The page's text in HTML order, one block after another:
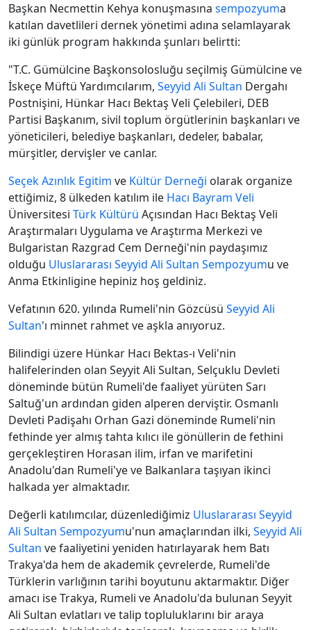
Başkan Necmettin Kehya konuşmasına sempozyuma
katılan davetlileri dernek yönetimi adına selamlayarak
iki günlük program hakkında şunları belirtti:
"T.C. Gümülcine Başkonsolosluğu seçilmiş Gümülcine ve
İskeçe Müftü Yardımcılarım, Seyyid Ali Sultan Dergahı
Postnişini, Hünkar Hacı Bektaş Veli Çelebileri, DEB
Partisi Başkanım, sivil toplum örgütlerinin başkanları ve
yöneticileri, belediye başkanları, dedeler, babalar,
mürşitler, dervişler ve canlar.
SeçekAzınlık Egitim ve Kültür Derneği olarak organize
ettiğimiz, 8 ülkeden katılım ile Hacı Bayram Veli
Üniversitesi Türk Kültürü Açısından Hacı Bektaş Veli
Araştırmaları Uygulama ve Araştırma Merkezi ve
Bulgaristan Razgrad Cem Derneği'nin paydaşımız
olduğu Uluslararası Seyyid Ali Sultan Sempozyumu ve
Anma Etkinligine hepiniz hoş geldiniz.
Vefatının 620. yılında Rumeli'nin Gözcüsü Seyyid Ali
Sultan'ı minnet rahmet ve aşkla anıyoruz.
Bilindigi üzere Hünkar Hacı Bektas-ı Veli'nin
halifelerinden olan Seyyit Ali Sultan, Selçuklu Devleti
döneminde bütün Rumeli'de faaliyet yürüten Sarı
Saltuğ'un ardından giden alperen derviştir. Osmanlı
Devleti Padişahı Orhan Gazi döneminde Rumeli'nin
fethinde yer almış tahta kılıcı ile gönüllerin de fethini
gerçekleştiren Horasan ilim, irfan ve marifetini
Anadolu'dan Rumeli'ye ve Balkanlara taşıyan ikinci
halkada yer almaktadır.
Değerli katılımcılar, düzenlediğimiz Uluslararası Seyyid
Ali Sultan Sempozyumu'nun amaçlarından ilki, Seyyid Ali
Sultan ve faaliyetini yeniden hatırlayarak hem Batı
Trakya'da hem de akademik çevrelerde, Rumeli'de
Türklerin varlığının tarihi boyutunu aktarmaktır. Diğer
amacı ise Trakya, Rumeli ve Anadolu'da bulunan Seyyit
Ali Sultan evlatları ve talip topluluklarını bir araya